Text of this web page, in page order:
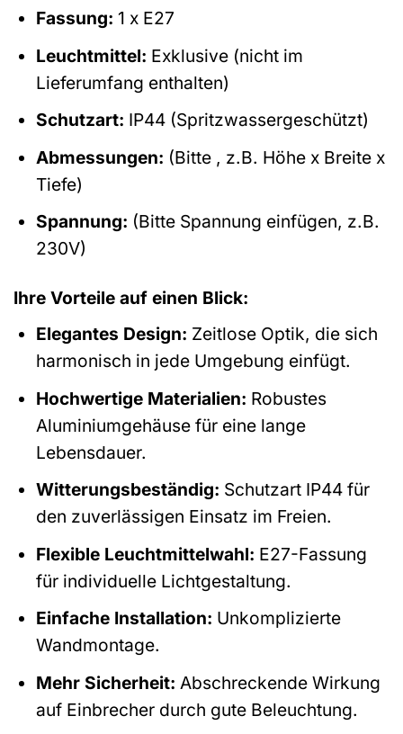
Fassung: 1 x E27
Leuchtmittel: Exklusive (nicht im
Lieferumfang enthalten)
Schutzart: IP44 (Spritzwassergeschützt)
Abmessungen: (Bitte , z.B. Höhe x Breite x
Tiefe)
Spannung: (Bitte Spannung einfügen, z.B.
230V)
Ihre Vorteile auf einen Blick:
Elegantes Design: Zeitlose Optik, die sich
harmonisch in jede Umgebung einfügt.
Hochwertige Materialien: Robustes
Aluminiumgehäuse für eine lange
Lebensdauer.
Witterungsbeständig: Schutzart IP44 für
den zuverlässigen Einsatz im Freien.
Flexible Leuchtmittelwahl: E27-Fassung
für individuelle Lichtgestaltung.
Einfache Installation: Unkomplizierte
Wandmontage.
Mehr Sicherheit: Abschreckende Wirkung
auf Einbrecher durch gute Beleuchtung.